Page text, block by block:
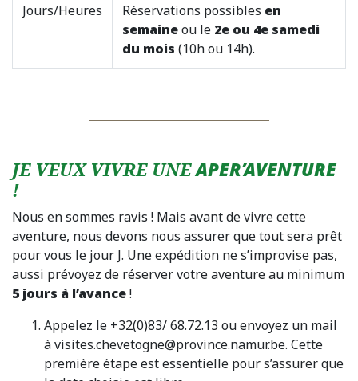
Jours/Heures Réservations possibles en
semaineou le 2e ou 4e samedi
du mois (10h ou 14h).
JE VEUX VIVRE UNEAPER’AVENTURE
!
Nous en sommes ravis ! Mais avant de vivre cette
aventure, nous devons nous assurer que tout sera prêt
pour vous le jour J. Une expédition ne s’improvise pas,
aussi prévoyez de réserver votre aventure au minimum
5 jours à l’avance!
Appelez le +32(0)83/ 68.72.13 ou envoyez un mail
à visites.chevetogne@province.namur.be. Cette
première étape est essentielle pour s’assurer que